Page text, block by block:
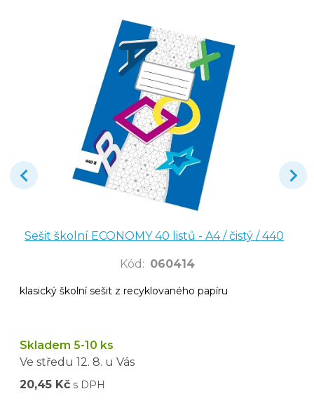
Sešit školní ECONOMY 40 listů - A4 / čistý / 440
Kód : 060414
klasický školní sešit z recyklovaného papíru
Skladem 5-10 ks
Ve středu 12. 8. u Vás
20,45 Kč s DPH